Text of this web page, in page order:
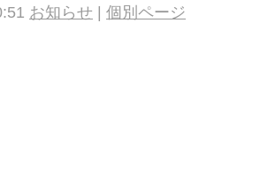
お知らせ 個別ページ